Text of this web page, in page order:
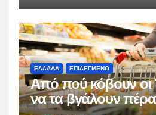
ΕΛΛΑΔΑ ΕΠΙΛΕΓΜΕΝΟ
Από πού κόβουν οι
να τα βγάλουν πέρα